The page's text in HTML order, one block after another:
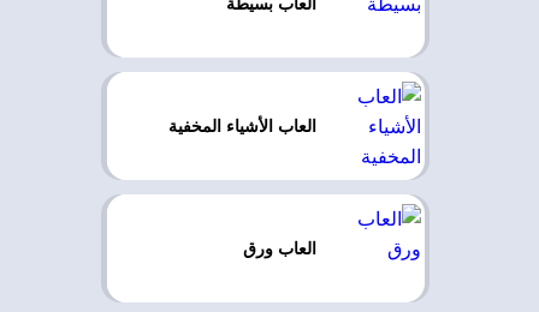
العاب الأشياء المخفية
العاب ورق